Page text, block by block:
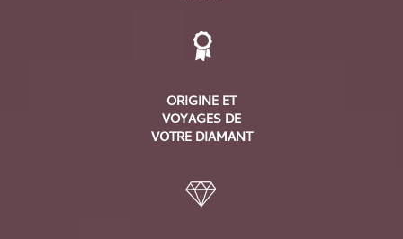
ORIGINE ET
VOYAGES DE
VOTRE DIAMANT